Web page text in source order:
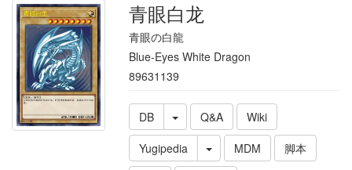
青眼白龙
青眼の白龍
Blue-Eyes White Dragon
89631139
DB Q&A
Wiki
Yugipedia
MDM
脚本